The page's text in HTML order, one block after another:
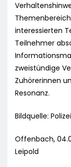
interessierten
Teilnehmer
zweistündige
Zuhörerinnen
Resonanz.
Bildquelle:
Offenbach,
Leipold